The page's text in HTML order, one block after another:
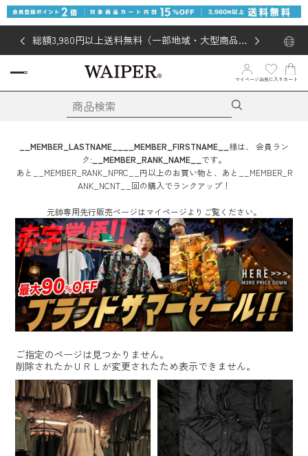
総額3,980円以上送料無料（一部地域・大型商品対
マイページ お気に入り カート
__MEMBER_LASTNAME__ __MEMBER_FIRSTNAME__ 様は、
会員ラン
ク: __MEMBER_RANK_NAME__ です。
あと
__MEMBER_RANK_NPRC__ 円以上のお買い物と、あと
__MEMBER_R
ANK_NCNT__ 回の購入でランクアップ！
元帥専用先行販売ページはマイページよりご覧ください。
ご指定のページは見つかりません。
削除されたかＵＲＬが変更されたため表示できません。